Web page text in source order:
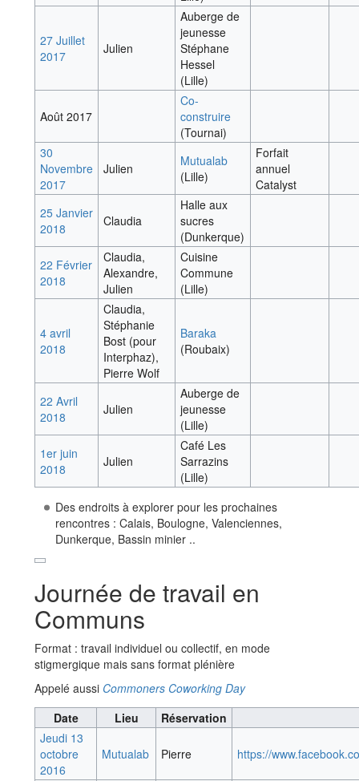
27 Juillet
2017
Julien
Auberge de
jeunesse
Stéphane
Hessel
(Lille)
Août 2017
Co-
construire
(Tournai)
30
Novembre
2017
Julien
Mutualab
(Lille)
Forfait
annuel
Catalyst
25 Janvier
2018
Claudia
Halle aux
sucres
(Dunkerque)
22 Février
2018
Claudia,
Alexandre,
Julien
Cuisine
Commune
(Lille)
4 avril
2018
Claudia,
Stéphanie
Bost (pour
Interphaz),
Pierre Wolf
Baraka
(Roubaix)
22 Avril
2018
Julien
Auberge de
jeunesse
(Lille)
1er juin
2018
Julien
Café Les
Sarrazins
(Lille)
Des endroits à explorer pour les prochaines
rencontres : Calais, Boulogne, Valenciennes,
Dunkerque, Bassin minier ..
Journée de travail en
Communs
Format : travail individuel ou collectif, en mode
stigmergique mais sans format plénière
Appelé aussi Commoners Coworking Day
Date
Lieu
Réservation
Jeudi 13
octobre
2016
Mutualab Pierre https://